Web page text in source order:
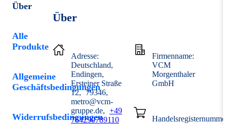
Über
Alle
Produkte
Allgemeine
Geschäftsbedingungen
Widerrufsbedingungen
Über
Adresse:
Deutschland
Endingen
Ersteiner Straße
12
79346
metro@vcm-
gruppe.de
+49
764290789110
Firmenname:
VCM
Morgenthaler
GmbH